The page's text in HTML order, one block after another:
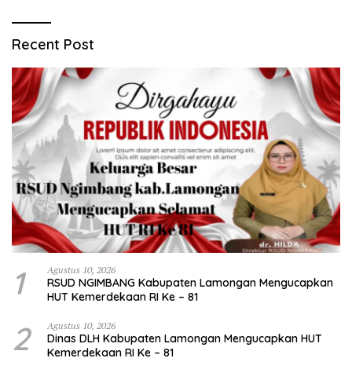
Recent Post
1 Agustus 10, 2026
RSUD NGIMBANG Kabupaten Lamongan Mengucapkan
HUT Kemerdekaan RI Ke – 81
2 Agustus 10, 2026
Dinas DLH Kabupaten Lamongan Mengucapkan HUT
Kemerdekaan RI Ke – 81